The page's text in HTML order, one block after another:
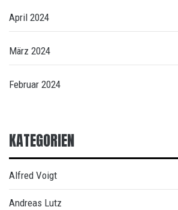
April 2024
März 2024
Februar 2024
KATEGORIEN
Alfred Voigt
Andreas Lutz